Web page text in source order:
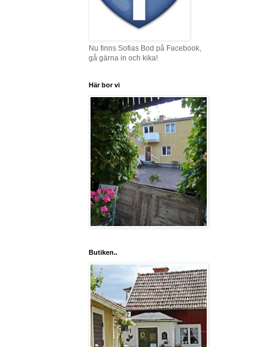
Nu finns Sofias Bod på Facebook,
gå gärna in och kika!
Här bor vi
Butiken..